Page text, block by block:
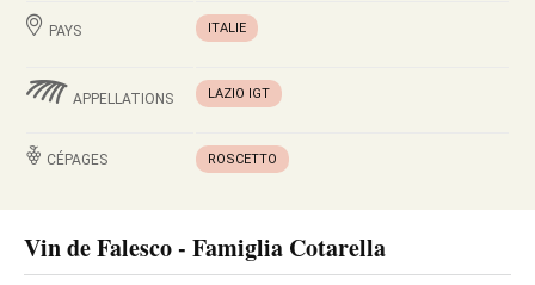
PAYS ITALIE
APPELLATIONS LAZIO IGT
CÉPAGES ROSCETTO
Vin de Falesco - Famiglia Cotarella